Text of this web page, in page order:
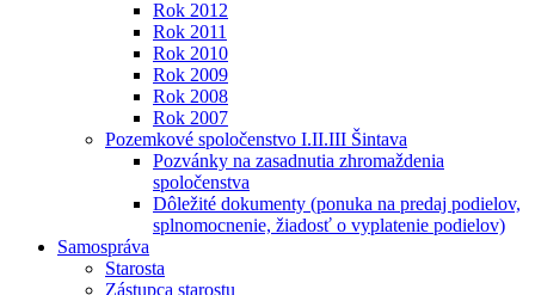
Rok 2012
Rok 2011
Rok 2010
Rok 2009
Rok 2008
Rok 2007
Pozemkové spoločenstvo I.II.III Šintava
Pozvánky na zasadnutia zhromaždenia
spoločenstva
Dôležité dokumenty (ponuka na predaj podielov,
splnomocnenie, žiadosť o vyplatenie podielov)
Samospráva
Starosta
Zástupca starostu